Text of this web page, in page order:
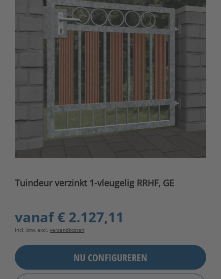
Tuindeur verzinkt 1-vleugelig RRHF, GE
vanaf€ 2.127,11
incl. btw, excl. verzendkosten
NU CONFIGUREREN